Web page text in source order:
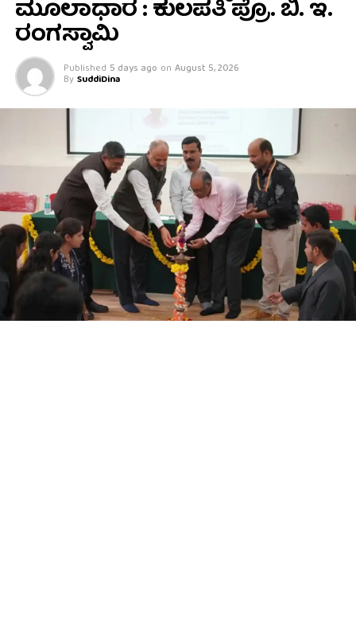
ಮೂಲಾಧಾರ : ಕುಲಪತಿ ಪ್ರೊ. ಬಿ. ಇ.
ರಂಗಸ್ವಾಮಿ
Published 5 days ago on August 5, 2026
By SuddiDina